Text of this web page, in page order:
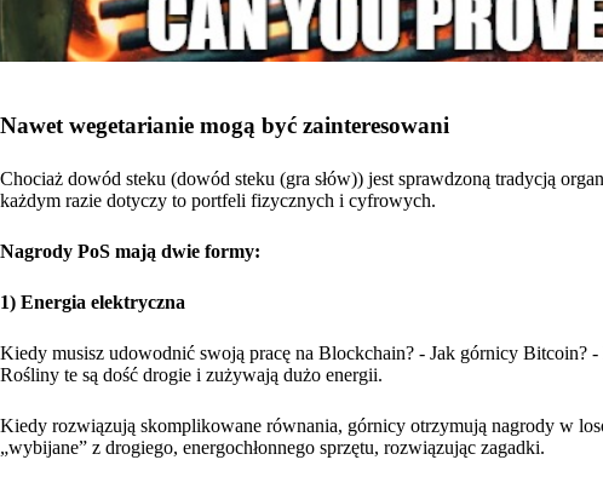
Nawet wegetarianie mogą być zainteresowani
Chociaż dowód steku (dowód steku (gra słów)) jest sprawdzoną tradycją
każdym razie dotyczy to portfeli fizycznych i cyfrowych.
Nagrody PoS mają dwie formy:
1) Energia elektryczna
Kiedy musisz udowodnić swoją pracę na Blockchain? - Jak górnicy Bitcoin?
Rośliny te są dość drogie i zużywają dużo energii.
Kiedy rozwiązują skomplikowane równania, górnicy otrzymują nagrody w
„wybijane” z drogiego, energochłonnego sprzętu, rozwiązując zagadki.